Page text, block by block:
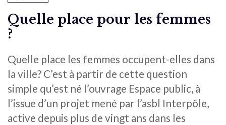
Quelle place pour les femmes
?
Quelle place les femmes occupent-elles dans
la ville? C’est à partir de cette question
simple qu’est né l’ouvrage Espace public, à
l’issue d’un projet mené par l’asbl Interpôle,
active depuis plus de vingt ans dans les